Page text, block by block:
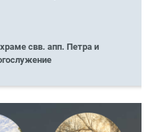
свв. апп. Петра и